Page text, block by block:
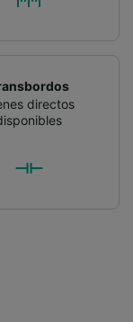
directos